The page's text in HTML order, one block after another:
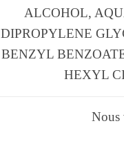
ALCOHOL,
DIPROPYLENE
BENZYL
HEXYL
Nous